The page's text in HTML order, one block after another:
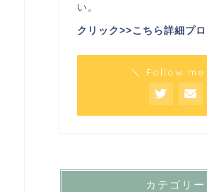
い。
クリック>>こちら詳細プ
＼ Follow me
カテゴリー